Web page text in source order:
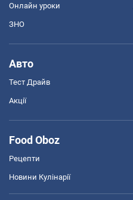
Онлайн уроки
ЗНО
Авто
Тест Драйв
Акції
Food Oboz
Рецепти
Новини Кулінарії